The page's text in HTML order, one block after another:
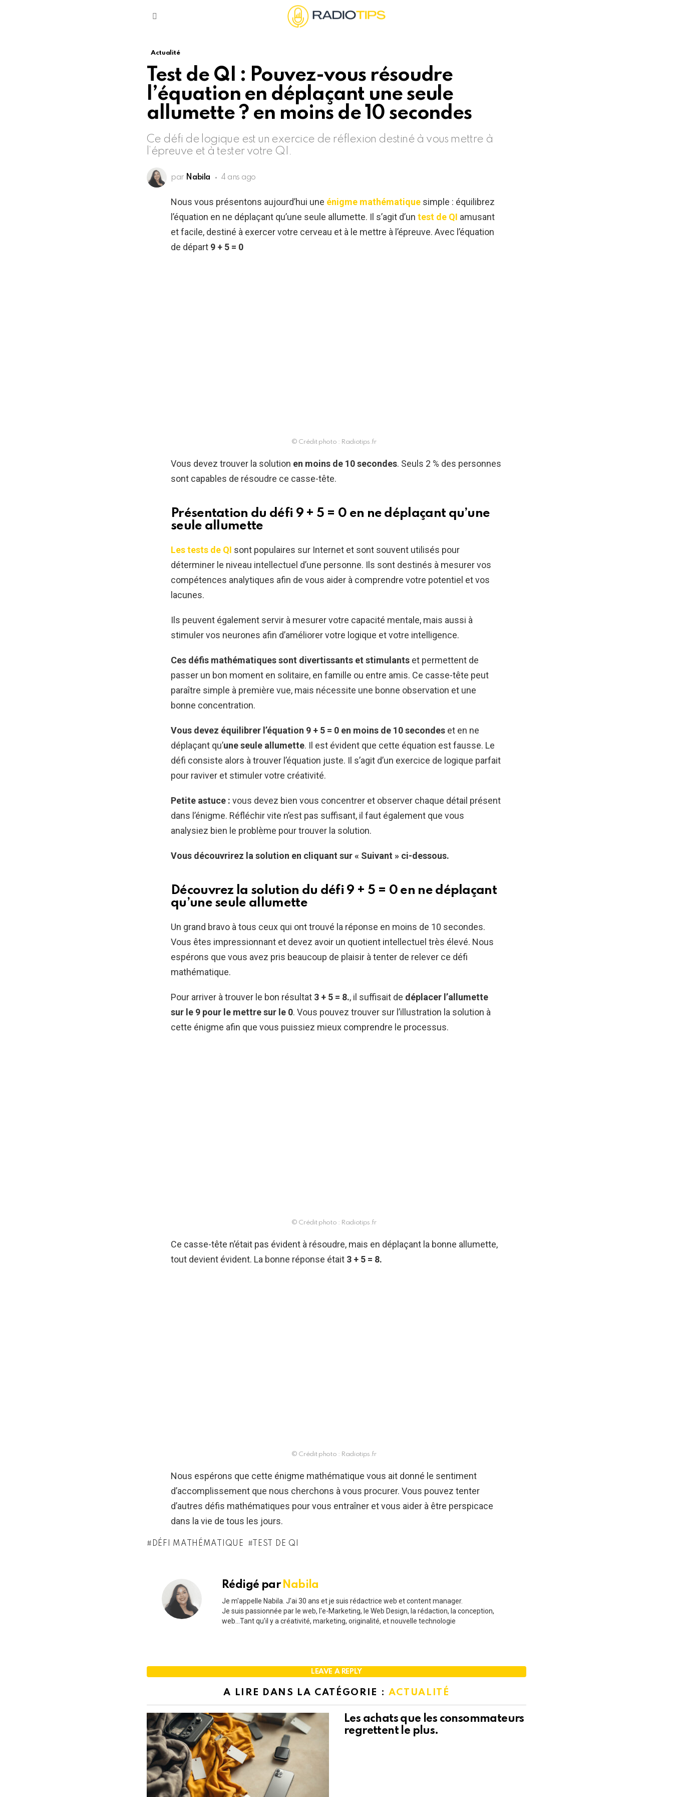
Actualité
Test de QI : Pouvez-vous résoudre
l’équation en déplaçant une seule
allumette ? en moins de 10 secondes
Ce défi de logique est un exercice de réflexion destiné à vous mettre à
l’épreuve et à tester votre QI.
par Nabila 4 ans ago
Nous vous présentons aujourd’hui une énigme mathématique simple : équilibrez
l’équation en ne déplaçant qu’une seule allumette. Il s’agit d’un test de QI amusant
et facile, destiné à exercer votre cerveau et à le mettre à l’épreuve. Avec l’équation
de départ 9 + 5 = 0
© Crédit photo : Radiotips.fr
Vous devez trouver la solution en moins de 10 secondes. Seuls 2 % des personnes
sont capables de résoudre ce casse-tête.
Présentation du défi 9 + 5 = 0 en ne déplaçant qu’une
seule allumette
Les tests de QI sont populaires sur Internet et sont souvent utilisés pour
déterminer le niveau intellectuel d’une personne. Ils sont destinés à mesurer vos
compétences analytiques afin de vous aider à comprendre votre potentiel et vos
lacunes.
Ils peuvent également servir à mesurer votre capacité mentale, mais aussi à
stimuler vos neurones afin d’améliorer votre logique et votre intelligence.
Ces défis mathématiques sont divertissants et stimulants et permettent de
passer un bon moment en solitaire, en famille ou entre amis. Ce casse-tête peut
paraître simple à première vue, mais nécessite une bonne observation et une
bonne concentration.
Vous devez équilibrer l’équation 9 + 5 = 0 en moins de 10 secondes et en ne
déplaçant qu’une seule allumette. Il est évident que cette équation est fausse. Le
défi consiste alors à trouver l’équation juste. Il s’agit d’un exercice de logique parfait
pour raviver et stimuler votre créativité.
Petite astuce : vous devez bien vous concentrer et observer chaque détail présent
dans l’énigme. Réfléchir vite n’est pas suffisant, il faut également que vous
analysiez bien le problème pour trouver la solution.
Vous découvrirez la solution en cliquant sur « Suivant » ci-dessous.
Découvrez la solution du défi 9 + 5 = 0 en ne déplaçant
qu’une seule allumette
Un grand bravo à tous ceux qui ont trouvé la réponse en moins de 10 secondes.
Vous êtes impressionnant et devez avoir un quotient intellectuel très élevé. Nous
espérons que vous avez pris beaucoup de plaisir à tenter de relever ce défi
mathématique.
Pour arriver à trouver le bon résultat 3 + 5 = 8., il suffisait de déplacer l’allumette
sur le 9 pour le mettre sur le 0. Vous pouvez trouver sur l’illustration la solution à
cette énigme afin que vous puissiez mieux comprendre le processus.
© Crédit photo : Radiotips.fr
Ce casse-tête n’était pas évident à résoudre, mais en déplaçant la bonne allumette,
tout devient évident. La bonne réponse était 3 + 5 = 8.
© Crédit photo : Radiotips.fr
Nous espérons que cette énigme mathématique vous ait donné le sentiment
d’accomplissement que nous cherchons à vous procurer. Vous pouvez tenter
d’autres défis mathématiques pour vous entraîner et vous aider à être perspicace
dans la vie de tous les jours.
DÉFI MATHÉMATIQUE TEST DE QI
Rédigé par Nabila
Je m'appelle Nabila. J'ai 30 ans et je suis rédactrice web et content manager.
Je suis passionnée par le web, l'e-Marketing, le Web Design, la rédaction, la conception,
web...Tant qu'il y a créativité, marketing, originalité, et nouvelle technologie
LEAVE A REPLY
A LIRE DANS LA CATÉGORIE : ACTUALITÉ
Les achats que les consommateurs
regrettent le plus.